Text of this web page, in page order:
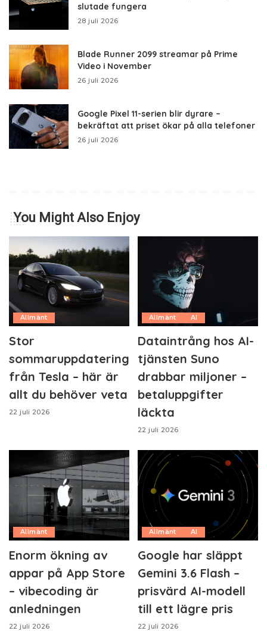
slutade fungera
28 juli 2026
Blade Runner 2099 streamar på Prime
Video i November
26 juli 2026
Google Pixel 11-serien blir dyrare –
bekräftat att priset ökar på alla telefoner
26 juli 2026
You Might Also Enjoy
Allmänt
Stor
sommaruppdatering
från Tesla – här är
allt du behöver veta
22 juli 2026
Allmänt AI
Dataintrång hos AI-
tjänsten Suno
drabbar miljoner –
betaluppgifter
läckta
22 juli 2026
Allmänt
Enorm ökning av
appar på App Store
– vibecoding är
anledningen
22 juli 2026
Allmänt AI
Google har släppt
Gemini 3.6 Flash –
prisvärd AI-modell
till ett lägre pris
22 juli 2026